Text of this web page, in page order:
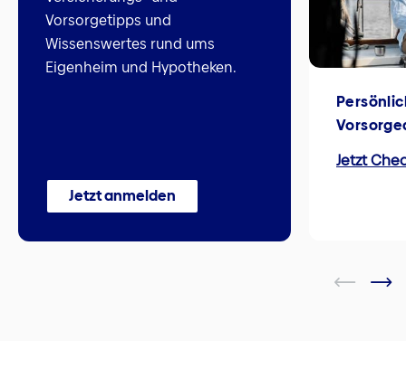
Vorsorgetipps und
Wissenswertes rund ums
Eigenheim und Hypotheken.
Jetzt anmelden
Jetzt